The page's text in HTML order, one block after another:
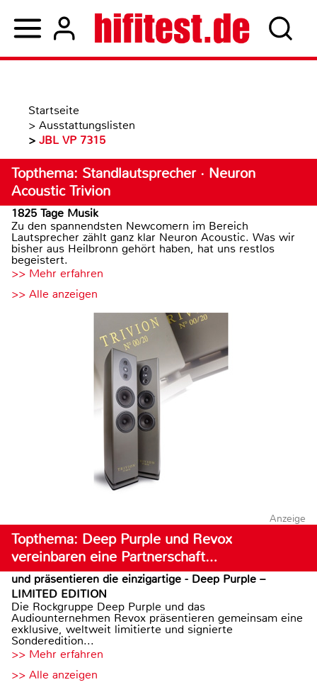
Startseite
> Ausstattungslisten
> JBL VP 7315
Topthema: Standlautsprecher · Neuron
Acoustic Trivion
1825 Tage Musik
Zu den spannendsten Newcomern im Bereich
Lautsprecher zählt ganz klar Neuron Acoustic. Was wir
bisher aus Heilbronn gehört haben, hat uns restlos
begeistert.
>> Mehr erfahren
>> Alle anzeigen
Anzeige
Topthema: Deep Purple und Revox
vereinbaren eine Partnerschaft…
und präsentieren die einzigartige - Deep Purple –
LIMITED EDITION
Die Rockgruppe Deep Purple und das
Audiounternehmen Revox präsentieren gemeinsam eine
exklusive, weltweit limitierte und signierte
Sonderedition...
>> Mehr erfahren
>> Alle anzeigen